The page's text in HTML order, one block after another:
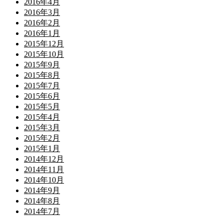
2016年4月
2016年3月
2016年2月
2016年1月
2015年12月
2015年10月
2015年9月
2015年8月
2015年7月
2015年6月
2015年5月
2015年4月
2015年3月
2015年2月
2015年1月
2014年12月
2014年11月
2014年10月
2014年9月
2014年8月
2014年7月